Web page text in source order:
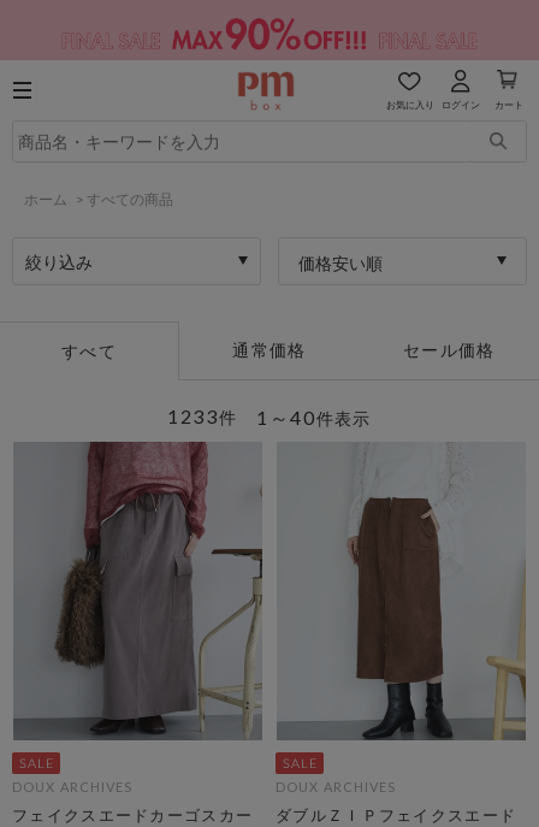
お気に入り ログイン カート
ホーム > すべての商品
絞り込み 価格安い順
すべて 通常価格 セール価格
1～40件表示
1233件
DOUX ARCHIVES
フェイクスエードカーゴスカー
DOUX ARCHIVES
ダブルＺＩＰフェイクスエード